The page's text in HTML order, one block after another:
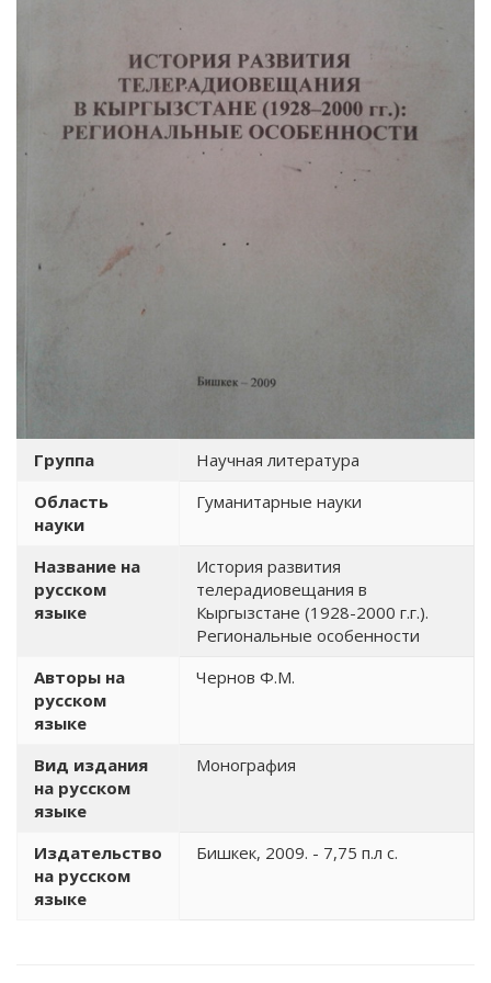
Группа
Научная литература
Область
науки
Гуманитарные науки
Название на
русском
языке
История развития
телерадиовещания в
Кыргызстане (1928-2000 г.г.).
Региональные особенности
Авторы на
русском
языке
Чернов Ф.М.
Вид издания
на русском
языке
Монография
Издательство
на русском
языке
Бишкек, 2009. - 7,75 п.л с.